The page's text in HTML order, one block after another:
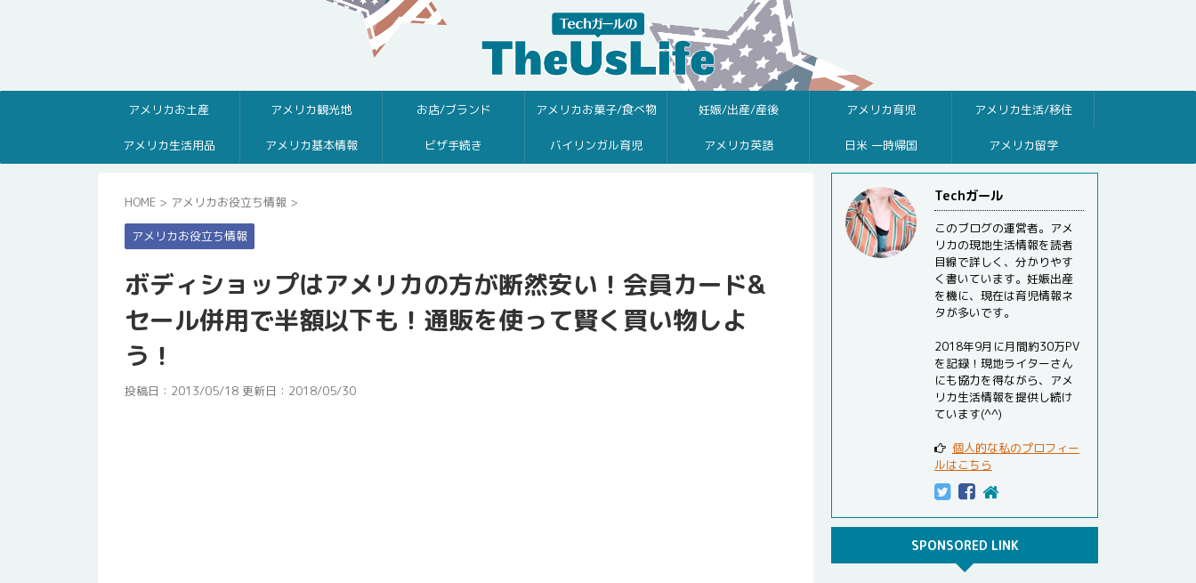
アメリカお土産 アメリカ観光地 お店/ブランド アメリカお菓子/食べ物 妊娠/出産/産後 アメリカ育児 アメリカ生活/移住
アメリカ生活用品 アメリカ基本情報 ビザ手続き バイリンガル育児 アメリカ英語 日米 一時帰国 アメリカ留学
HOME > アメリカお役立ち情報 >
アメリカお役立ち情報
ボディショップはアメリカの方が断然安い！会員カード&
セール併用で半額以下も！通販を使って賢く買い物しよ
う！
投稿日：2013/05/18 更新日： 2018/05/30
Techガール
このブログの運営者。アメ
リカの現地生活情報を読者
目線で詳しく、分かりやす
く書いています。妊娠出産
を機に、現在は育児情報ネ
タが多いです。
2018年9月に月間約30万PV
を記録！現地ライターさん
にも協力を得ながら、アメ
リカ生活情報を提供し続け
ています(^^)
個人的な私のプロフィー
ルはこちら
SPONSORED LINK